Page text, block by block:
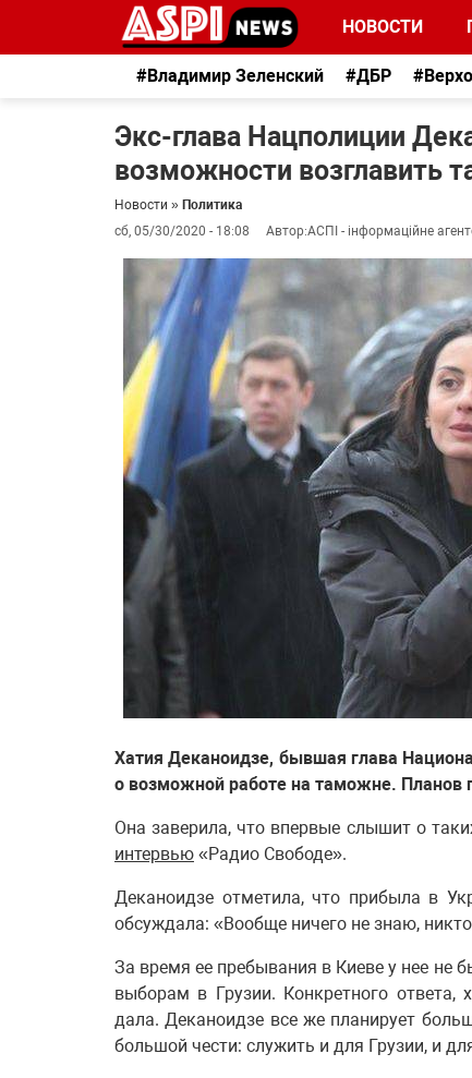
НОВОСТИ
#Владимир Зеленский #ДБР
Экс-глава Нацполиции
возможности возглавить
Новости » Политика
сб, 05/30/2020 - 18:08
Автор:АСПІ - інформаційне
Хатия Деканоидзе, бывшая глава
о возможной работе на таможне. Планов
Она заверила, что впервые слышит о
интервью «Радио Свободе».
Деканоидзе отметила, что прибыла в
обсуждала: «Вообще ничего не знаю,
За время ее пребывания в Киеве у нее не
выборам в Грузии. Конкретного
дала. Деканоидзе все же планирует
большой чести: служить и для Грузии, и